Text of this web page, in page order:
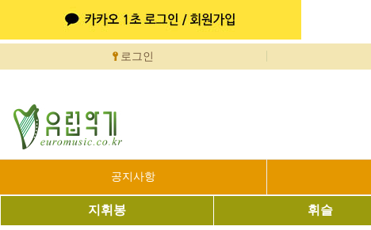
로그인
공지사항
지휘봉 휘슬